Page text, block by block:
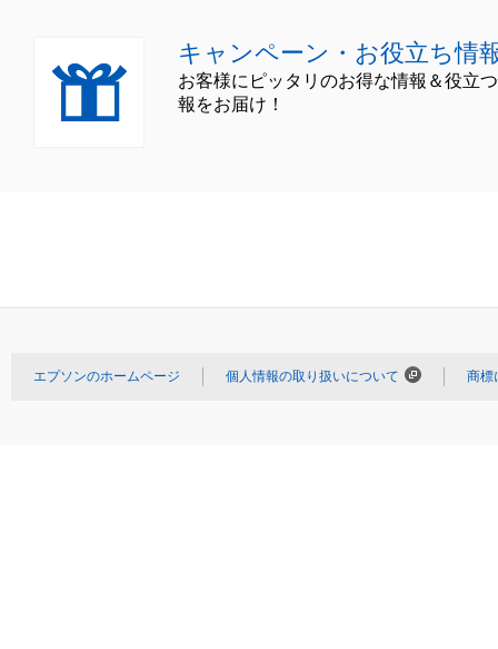
キャンペーン・お役立ち情
お客様にピッタリのお得な情報＆役立
報をお届け！
エプソンのホームページ 個人情報の取り扱いについて 商標